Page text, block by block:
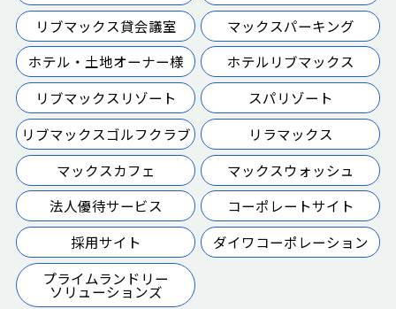
リブマックス貸会議室
マックスパーキング
ホテル・土地オーナー様
ホテルリブマックス
リブマックスリゾート
スパリゾート
リブマックスゴルフクラブ
リラマックス
マックスカフェ
マックスウォッシュ
法人優待サービス
コーポレートサイト
採用サイト
ダイワコーポレーション
プライムランドリー
ソリューションズ